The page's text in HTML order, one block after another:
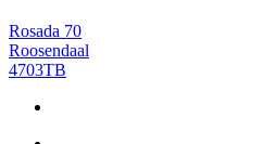
Rosada 70
Roosendaal
4703TB